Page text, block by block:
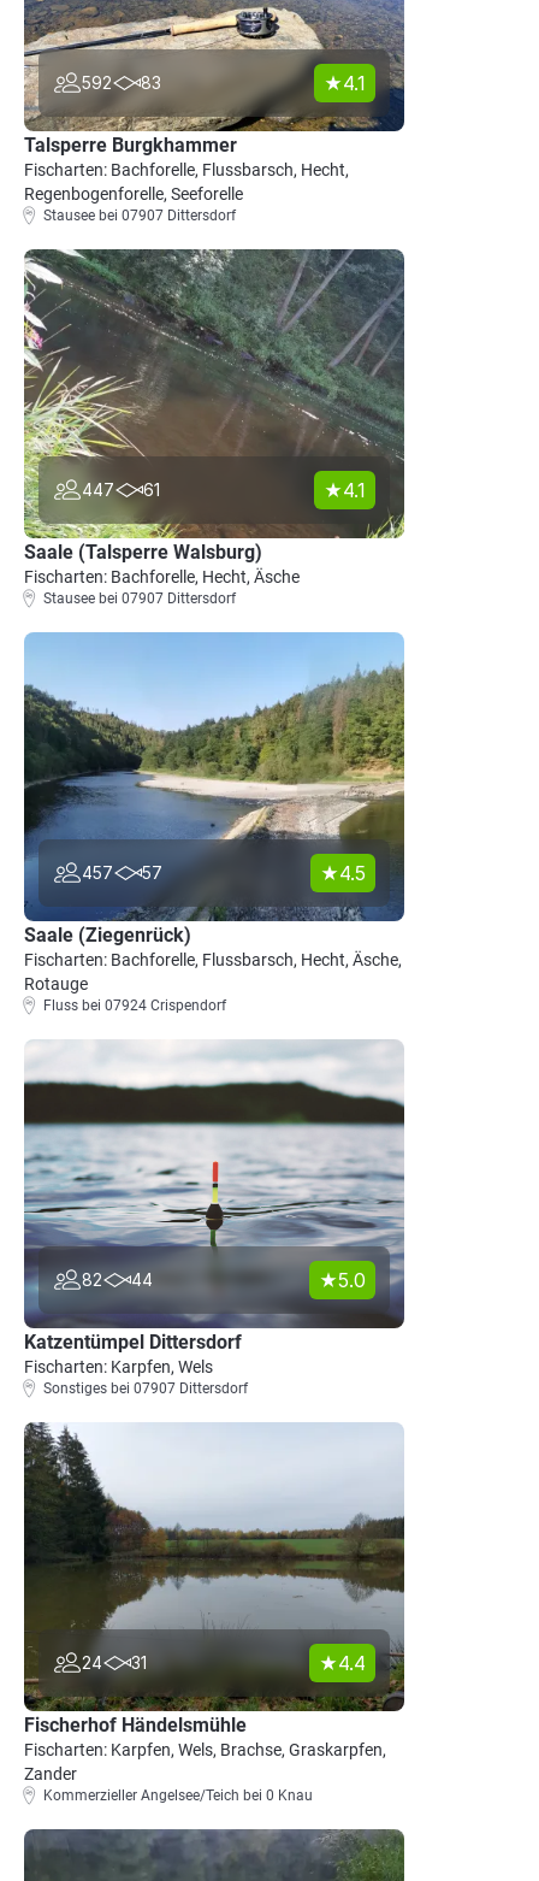
592 83 4.1
Talsperre Burgkhammer
Fischarten: Bachforelle, Flussbarsch, Hecht,
Regenbogenforelle, Seeforelle
Stausee bei 07907 Dittersdorf
447 61 4.1
Saale (Talsperre Walsburg)
Fischarten: Bachforelle, Hecht, Äsche
Stausee bei 07907 Dittersdorf
457 57 4.5
Saale (Ziegenrück)
Fischarten: Bachforelle, Flussbarsch, Hecht, Äsche,
Rotauge
Fluss bei 07924 Crispendorf
82 44 5.0
Katzentümpel Dittersdorf
Fischarten: Karpfen, Wels
Sonstiges bei 07907 Dittersdorf
24 31 4.4
Fischerhof Händelsmühle
Fischarten: Karpfen, Wels, Brachse, Graskarpfen,
Zander
Kommerzieller Angelsee/Teich bei 0 Knau